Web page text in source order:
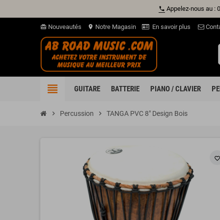
phone Appelez-nous au :
card_giftcard Nouveautés location_on Notre Magasin En savoir plus
view_headline GUITARE BATTERIE PIANO / CLAVIER
chevron_right Percussion chevron_right TANGA PVC 8" Design Bois
favorite_border